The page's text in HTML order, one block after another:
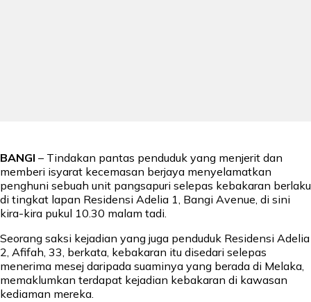
BANGI – Tindakan pantas penduduk yang menjerit dan
memberi isyarat kecemasan berjaya menyelamatkan
penghuni sebuah unit pangsapuri selepas kebakaran berlaku
di tingkat lapan Residensi Adelia 1, Bangi Avenue, di sini
kira-kira pukul 10.30 malam tadi.
Seorang saksi kejadian yang juga penduduk Residensi Adelia
2, Afifah, 33, berkata, kebakaran itu disedari selepas
menerima mesej daripada suaminya yang berada di Melaka,
memaklumkan terdapat kejadian kebakaran di kawasan
kediaman mereka.